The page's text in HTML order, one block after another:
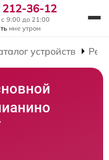
212-36-12
9:00 до 21:00
мне утром
устройств